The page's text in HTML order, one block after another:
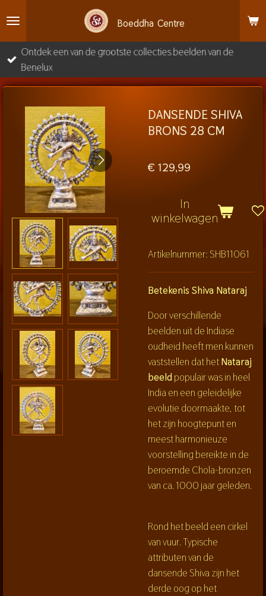
direct
naar
de
hoofdinhoud
Boeddha Centre
Ontdek een van de grootste collecties beelden van de
Benelux
DANSENDE SHIVA
BRONS 28 CM
€ 129,99
In
winkelwagen
Artikelnummer:SHB11061
Betekenis Shiva Nataraj
Door verschillende
beelden uit de Indiase
oudheid heeft men kunnen
vaststellen dat hetNataraj
beeldpopulair was in heel
India en een geleidelijke
evolutie doormaakte, tot
het zijn hoogtepunt en
meest harmonieuze
voorstelling bereikte in de
beroemde Chola-bronzen
van ca. 1000 jaar geleden.
Rond het beeld een cirkel
van vuur. Typische
attributen van de
dansende Shiva zijn het
derde oog op het